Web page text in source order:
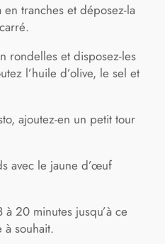
tranches et déposez-la
rondelles et disposez-les
l’huile d’olive, le sel et
ajoutez-en un petit tour
avec le jaune d’œuf
20 minutes jusqu’à ce
souhait.